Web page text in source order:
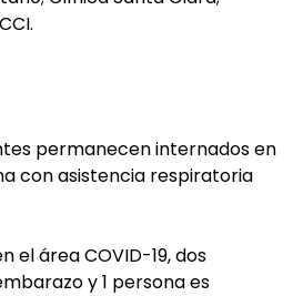
permanecen internados en
con asistencia respiratoria
el área COVID-19, dos
y 1 persona es